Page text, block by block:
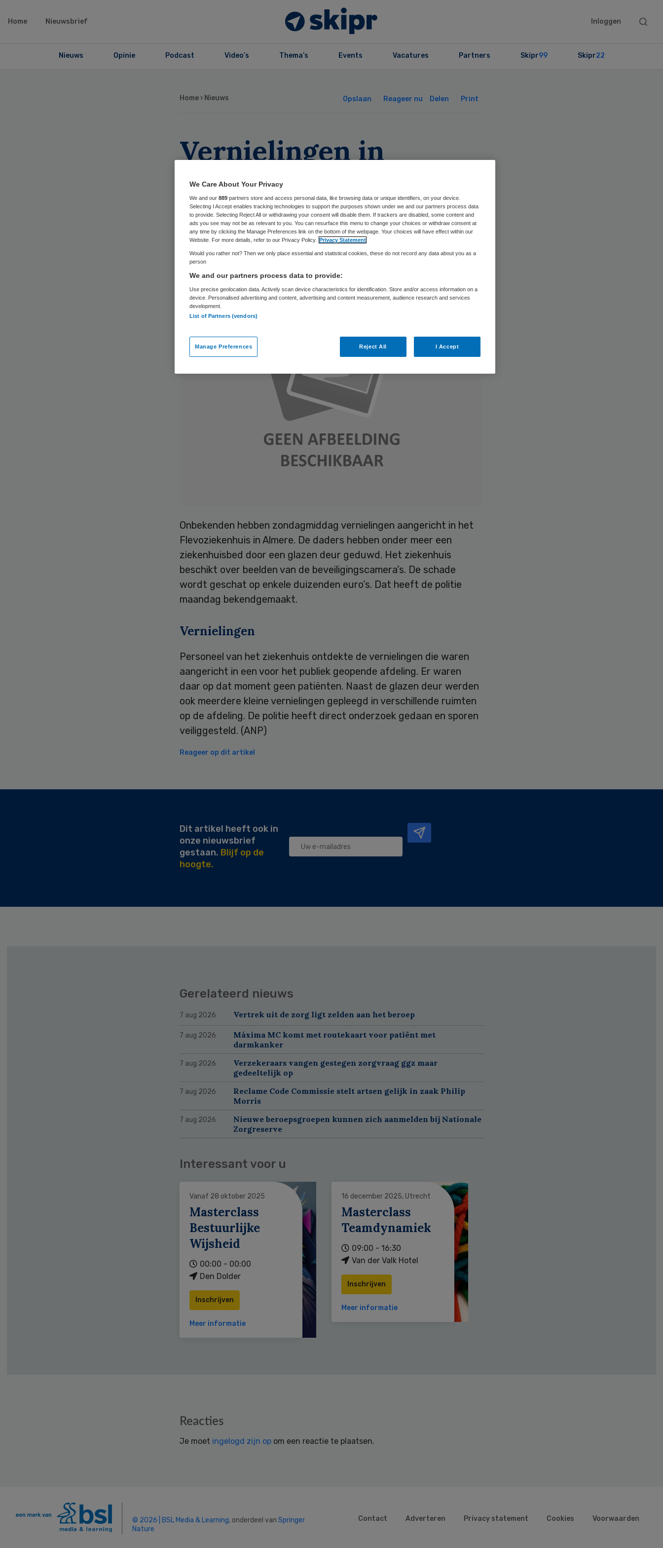
Home Nieuwsbrief Inloggen
Search
Nieuws Opinie Podcast Video’s Thema’s Events Vacatures Partners Skipr99 Skipr22
Home › Nieuws Opslaan Reageer nu Delen Print
Vernielingen in
Flevoziekenhuis
Almere
Skipr Redactie 6 december 2010,12:22 60 keer gelezen
Onbekenden hebben zondagmiddag vernielingen aangericht in het
Flevoziekenhuis in Almere. De daders hebben onder meer een
ziekenhuisbed door een glazen deur geduwd. Het ziekenhuis
beschikt over beelden van de beveiligingscamera’s. De schade
wordt geschat op enkele duizenden euro’s. Dat heeft de politie
maandag bekendgemaakt.
Vernielingen
Personeel van het ziekenhuis ontdekte de vernielingen die waren
aangericht in een voor het publiek geopende afdeling. Er waren
daar op dat moment geen patiënten. Naast de glazen deur werden
ook meerdere kleine vernielingen gepleegd in verschillende ruimten
op de afdeling. De politie heeft direct onderzoek gedaan en sporen
veiliggesteld. (ANP)
Reageer op dit artikel
Dit artikel heeft ook in
onze nieuwsbrief
gestaan. Blijf op de
hoogte.
Gerelateerd nieuws
7 aug 2026 Vertrek uit de zorg ligt zelden aan het beroep
7 aug 2026
Máxima MC komt met routekaart voor patiënt met
darmkanker
7 aug 2026
Verzekeraars vangen gestegen zorgvraag ggz maar
gedeeltelijk op
7 aug 2026
Reclame Code Commissie stelt artsen gelijk in zaak Philip
Morris
7 aug 2026
Nieuwe beroepsgroepen kunnen zich aanmelden bij Nationale
Zorgreserve
Interessant voor u
Vanaf 28 oktober 2025
Masterclass
Bestuurlijke
Wijsheid
00:00 - 00:00
Den Dolder
Inschrijven
Meer informatie
16 december 2025, Utrecht
Masterclass
Teamdynamiek
09:00 - 16:30
Van der Valk Hotel
Inschrijven
Meer informatie
Reacties
Je moet ingelogd zijn op om een reactie te plaatsen.
© 2026 | BSL Media & Learning, onderdeel van Springer
Nature
Contact Adverteren Privacy statement Cookies Voorwaarden
We Care About Your Privacy
We and our 889 partners store and access personal data, like browsing data or unique identifiers, on your device.
Selecting I Accept enables tracking technologies to support the purposes shown under we and our partners process data
to provide. Selecting Reject All or withdrawing your consent will disable them. If trackers are disabled, some content and
ads you see may not be as relevant to you. You can resurface this menu to change your choices or withdraw consent at
any time by clicking the Manage Preferences link on the bottom of the webpage. Your choices will have effect within our
Website. For more details, refer to our Privacy Policy. Privacy Statement
Would you rather not? Then we only place essential and statistical cookies, these do not record any data about you as a
person
We and our partners process data to provide:
Use precise geolocation data. Actively scan device characteristics for identification. Store and/or access information on a
device. Personalised advertising and content, advertising and content measurement, audience research and services
development.
List of Partners (vendors)
Manage Preferences Reject All I Accept